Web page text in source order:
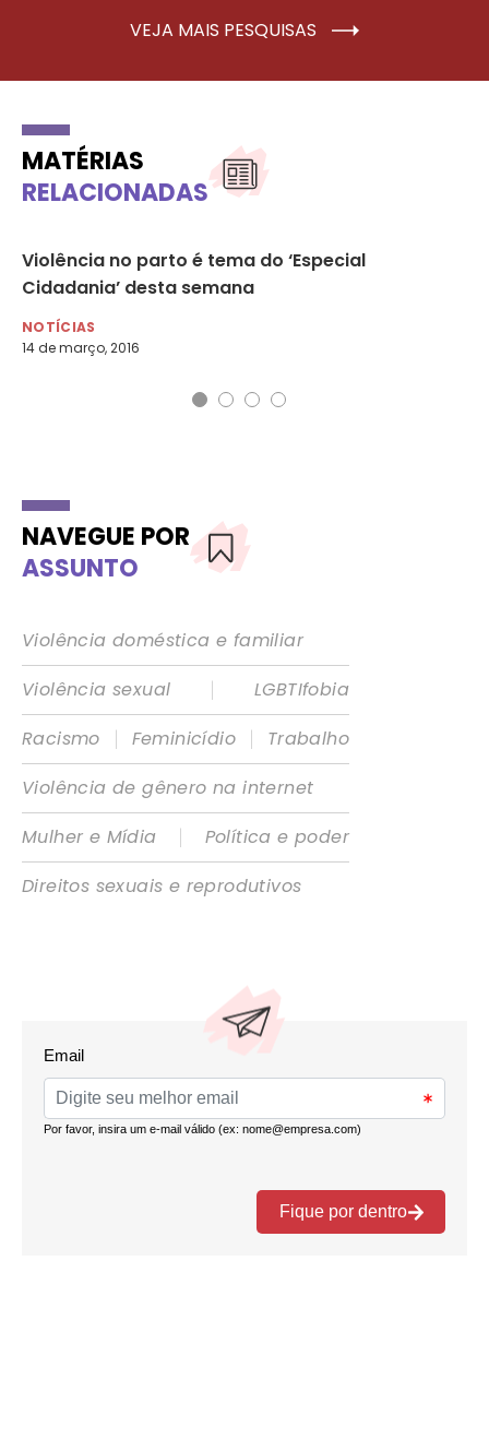
VEJA MAIS PESQUISAS
MATÉRIAS
RELACIONADAS
Violência no parto é tema do ‘Especial
Cidadania’ desta semana
NOTÍCIAS
14 de março, 2016
NAVEGUE POR
ASSUNTO
Violência doméstica e familiar
Violência sexual
|
LGBTIfobia
Racismo
| Feminicídio |
Trabalho
Violência de gênero na internet
Mulher e Mídia
|
Política e poder
Direitos sexuais e reprodutivos